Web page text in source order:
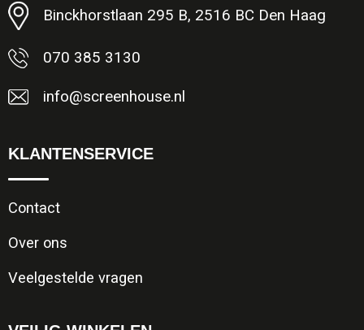
Binckhorstlaan 295 B, 2516 BC Den Haag
070 385 3130
info@screenhouse.nl
KLANTENSERVICE
Contact
Over ons
Veelgestelde vragen